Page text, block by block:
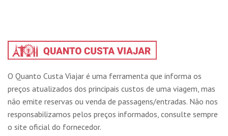
O Quanto Custa Viajar é uma ferramenta que informa os
preços atualizados dos principais custos de uma viagem, mas
não emite reservas ou venda de passagens/entradas. Não nos
responsabilizamos pelos preços informados, consulte sempre
o site oficial do fornecedor.